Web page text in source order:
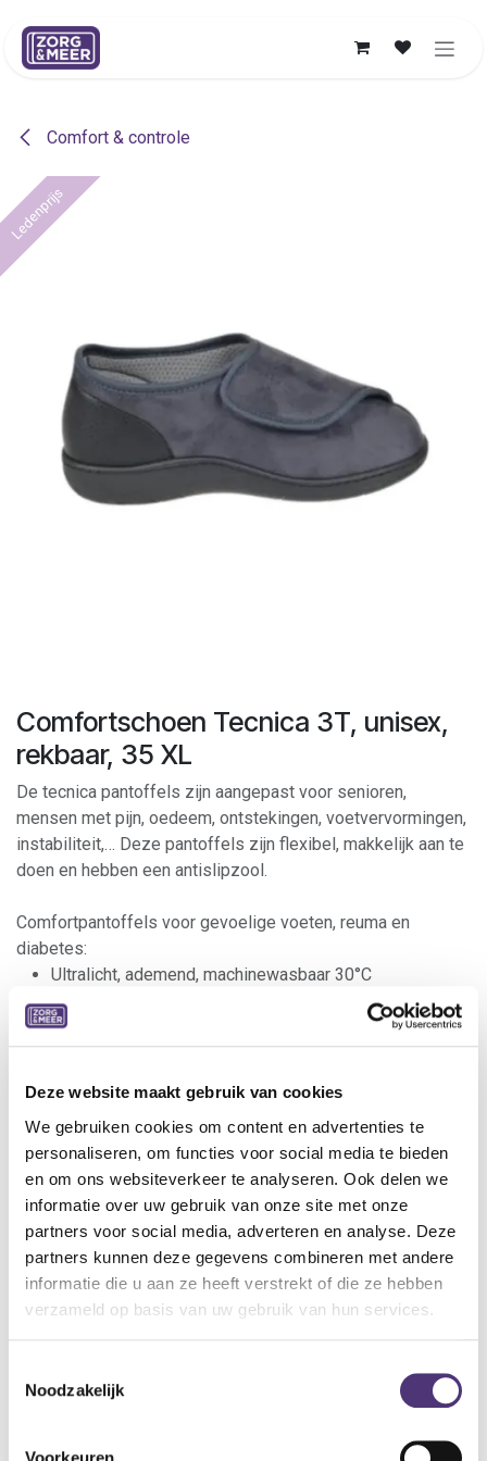
Deze website maakt gebruik van cookies
We gebruiken cookies om content en advertenties te
personaliseren, om functies voor social media te bieden
en om ons websiteverkeer te analyseren. Ook delen we
informatie over uw gebruik van onze site met onze
partners voor social media, adverteren en analyse. Deze
partners kunnen deze gegevens combineren met andere
informatie die u aan ze heeft verstrekt of die ze hebben
verzameld op basis van uw gebruik van hun services.
Noodzakelijk
Comfort & controle
Ledenprijs
Comfortschoen Tecnica 3T, unisex,
rekbaar, 35 XL
De tecnica pantoffels zijn aangepast voor senioren,
mensen met pijn, oedeem, ontstekingen, voetvervormingen,
instabiliteit,… Deze pantoffels zijn flexibel, makkelijk aan te
doen en hebben een antislipzool.
Comfortpantoffels voor gevoelige voeten, reuma en
diabetes:
Ultralicht, ademend, machinewasbaar 30°C
Zonder hinderlijke naden, verstevigde hiel
Volledig aanpasbaar: variabel volume door regelbare
velcrosluiting
Indicaties:
Normale tot gevoelige voeten
Hallux valgus
Hamer- en klauwtenen
Metatarsalgie
Specificaties:
Weefsel: Zachte nylon
Wijdte: XL
Binnenzool: Uitneembaar (inlegzool Tecnica S AIR)
Hiel: 15 mm